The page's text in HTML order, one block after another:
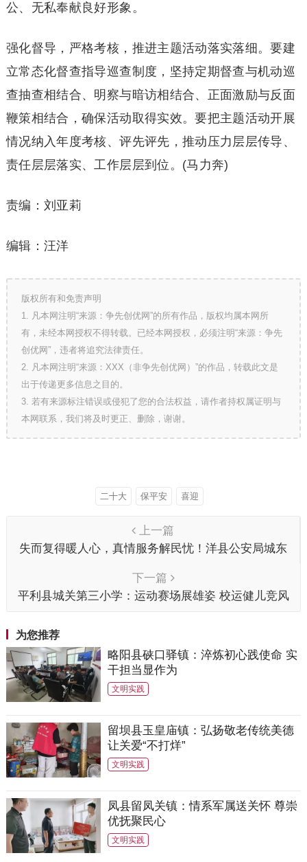
公、无私奉献良好形象。
强化督导，严格考核，推进主题活动落实落细。要建
立常态化督查指导巡查制度，坚持定期督查与机动巡
查抽查相结合、明察与暗访相结合、正面激励与反面
鞭策相结合，确保活动取得实效。要把主题活动开展
情况纳入年度考核、评先评先，推动压力层层传导、
责任层层落实、工作层层到位。(马力奔)
责编：刘亚莉
编辑：汪洋
版权所有和免责声明
1. 凡本网注明“来源：争先创优网”的所有作品，版权均属本网所
有，未经本网授权不得转载。已经本网授权，必须注明“来源：争先
创优网”，违者将追究法律责任。
2. 凡本网注明“来源：XXX（非争先创优网）”的作品，转载此文是
出于传递更多信息之目的。
3. 若有来源标注错误或侵犯了您的合法权益，请作者持权属证明与
本网联系，我们将及时更正、删除，谢谢。
二十大 保平安 喜迎
上一篇
失而复得暖人心，真情服务解民忧！洋县公安局城东
下一篇
平利县城关第三小学：运动赛场展雄姿 校运健儿竞风
为您推荐
略阳县硖口驿镇：淬炼初心践使命 实
干担当显作为
文明实践
留坝县玉皇庙镇：弘扬敬老传统美德
让关爱“不打烊”
文明实践
凤县留凤关镇：情系军属送关怀 尊崇
优抚聚民心
文明实践